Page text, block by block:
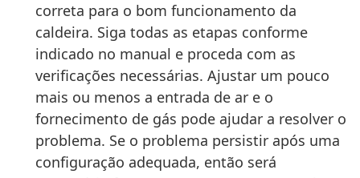
correta para o bom funcionamento da
caldeira. Siga todas as etapas conforme
indicado no manual e proceda com as
verificações necessárias. Ajustar um pouco
mais ou menos a entrada de ar e o
fornecimento de gás pode ajudar a resolver o
problema. Se o problema persistir após uma
configuração adequada, então será